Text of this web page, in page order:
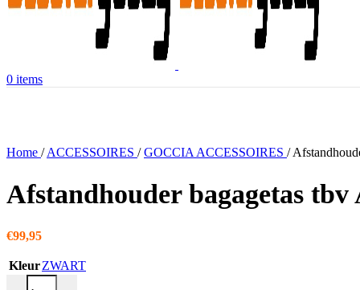
0 items
Home / ACCESSOIRES / GOCCIA ACCESSOIRES /
Afstandhouder bagagetas
€99,95
KleurZWART
Afstandhouder bagagetas tbv AGM Goccia aantal